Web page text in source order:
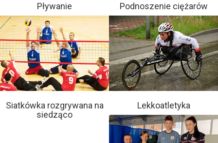
Pływanie Podnoszenie ciężarów
Siatkówka rozgrywana na
siedząco
Lekkoatletyka